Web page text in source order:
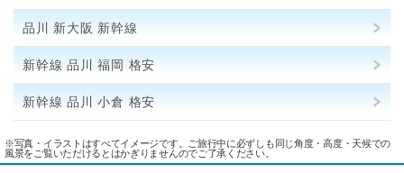
品川 新大阪 新幹線
新幹線 品川 福岡 格安
新幹線 品川 小倉 格安
※写真・イラストはすべてイメージです。ご旅行中に必ずしも同じ角度・高度・天候での
風景をご覧いただけるとはかぎりませんのでご了承ください。